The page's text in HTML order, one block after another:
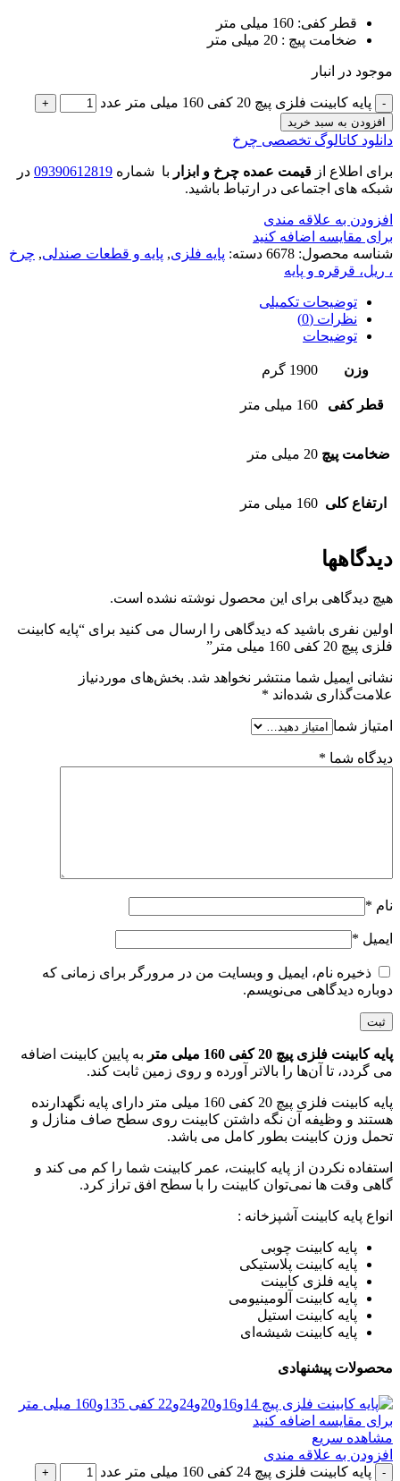
قطر کفی: 160 میلی متر
ضخامت پیچ : 20 میلی متر
موجود در انبار
پایه کابینت فلزی پیچ 20 کفی 160 میلی متر عدد
افزودن به سبد خرید
دانلود کاتالوگ تخصصی چرخ
برای اطلاع از قیمت عمده چرخ و ابزار با شماره 09390612819 در
شبکه های اجتماعی در ارتباط باشید.
افزودن به علاقه مندی
برای مقایسه اضافه کنید
شناسه محصول: 6678 دسته: پایه فلزی, پایه و قطعات صندلی, چرخ
، ریل، قرقره و پایه
توضیحات تکمیلی
نظرات (0)
توضیحات
وزن 1900 گرم
قطر کفی 160 میلی متر
ضخامت پیچ 20 میلی متر
ارتفاع کلی 160 میلی متر
دیدگاهها
هیچ دیدگاهی برای این محصول نوشته نشده است.
اولین نفری باشید که دیدگاهی را ارسال می کنید برای “پایه کابینت
فلزی پیچ 20 کفی 160 میلی متر”
نشانی ایمیل شما منتشر نخواهد شد. بخش‌های موردنیاز
علامت‌گذاری شده‌اند *
امتیاز شما
دیدگاه شما *
نام *
ایمیل *
ذخیره نام، ایمیل و وبسایت من در مرورگر برای زمانی که
دوباره دیدگاهی می‌نویسم.
پایه کابینت فلزی پیچ 20 کفی 160 میلی متر
به پایین کابینت اضافه
می گردد، تا آن‌ها را بالاتر آورده و روی زمین ثابت کند.
پایه کابینت فلزی پیچ 20 کفی 160 میلی متر دارای پایه نگهدارنده
هستند و وظیفه آن نگه داشتن کابینت روی سطح صاف منازل و
تحمل وزن کابینت بطور کامل می باشد.
استفاده نکردن از پایه کابینت، عمر کابینت شما را کم می کند و
گاهی وقت ها نمی‌توان کابینت را با سطح افق تراز کرد.
انواع پایه کابینت آشپزخانه :
پایه کابینت چوبی
پایه کابینت پلاستیکی
پایه فلزی کابینت
پایه کابینت آلومینیومی
پایه کابینت استیل
پایه کابینت شیشه‌ای
محصولات پیشنهادی
برای مقایسه اضافه کنید
مشاهده سریع
افزودن به علاقه مندی
پایه کابینت فلزی پیچ 24 کفی 160 میلی متر عدد